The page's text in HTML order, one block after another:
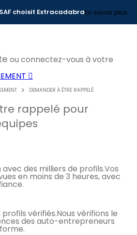
choisit ExtracadabraEn savoir plus
ou connectez-vous à votre
DEMANDER À ÊTRE RAPPELÉ
rappelé pour
des milliers de profils.Vos
en moins de 3 heures, avec
vérifiés.Nous vérifions le
des auto-entrepreneurs